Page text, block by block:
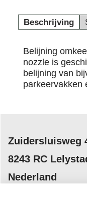
Beschrijving
Belijning
nozzle is
belijning van
parkeervakken
Zuidersluisweg
8243 RC
Nederland